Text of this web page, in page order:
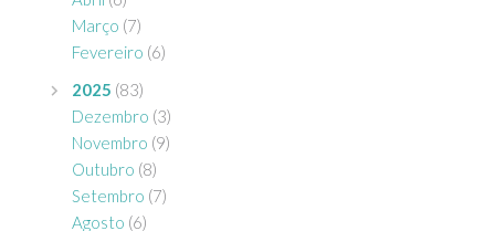
Março (7)
Fevereiro (6)
2025 (83)
Dezembro (3)
Novembro (9)
Outubro (8)
Setembro (7)
Agosto (6)